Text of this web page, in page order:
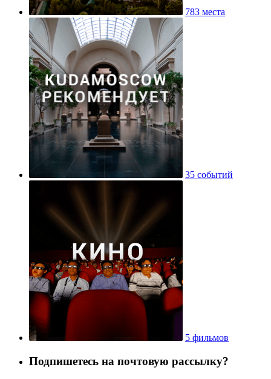
783 места
35 событий
5 фильмов
Подпишетесь на почтовую рассылку?